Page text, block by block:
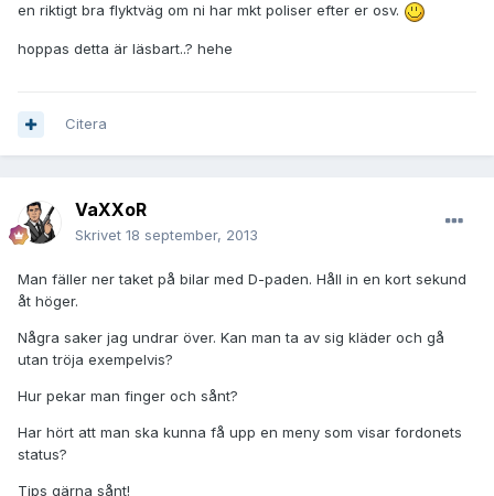
en riktigt bra flyktväg om ni har mkt poliser efter er osv.
hoppas detta är läsbart..? hehe
Citera
VaXXoR
Skrivet 18 september, 2013
Man fäller ner taket på bilar med D-paden. Håll in en kort sekund
åt höger.
Några saker jag undrar över. Kan man ta av sig kläder och gå
utan tröja exempelvis?
Hur pekar man finger och sånt?
Har hört att man ska kunna få upp en meny som visar fordonets
status?
Tips gärna sånt!